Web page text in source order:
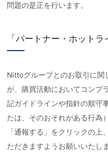
問題の是正を行います。
「パートナー・ホット
Nittoグループとのお取引に
が、購買活動においてコンプ
記ガイドラインや指針の順守
たは、そのおそれがある行為
「通報する」をクリックの
ただきますようお願いいたしま